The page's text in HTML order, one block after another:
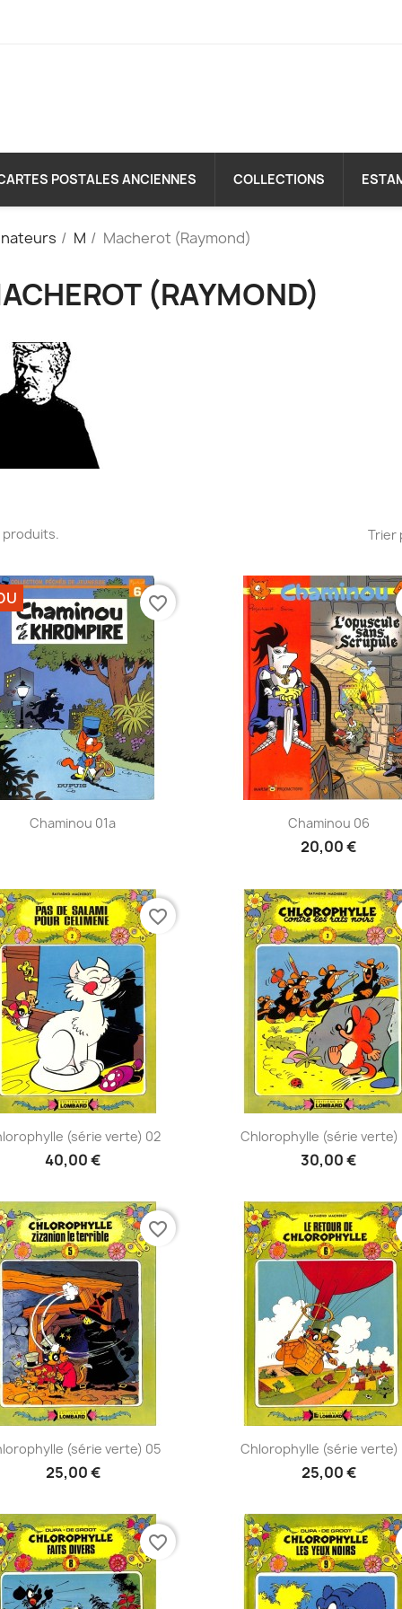
POSTALES ANCIENNES COLLECTIONS
M Macherot (Raymond)
(RAYMOND)
produits. Trier
Aperçu rapide
Chaminou 01a
favorite_border
Aperçu rapide
Chaminou 06
20,00 €
Aperçu rapide
(série verte) 02
40,00 €
favorite_border
Aperçu rapide
Chlorophylle (série verte)
30,00 €
Aperçu rapide
(série verte) 05
25,00 €
favorite_border
Aperçu rapide
Chlorophylle (série verte)
25,00 €
favorite_border